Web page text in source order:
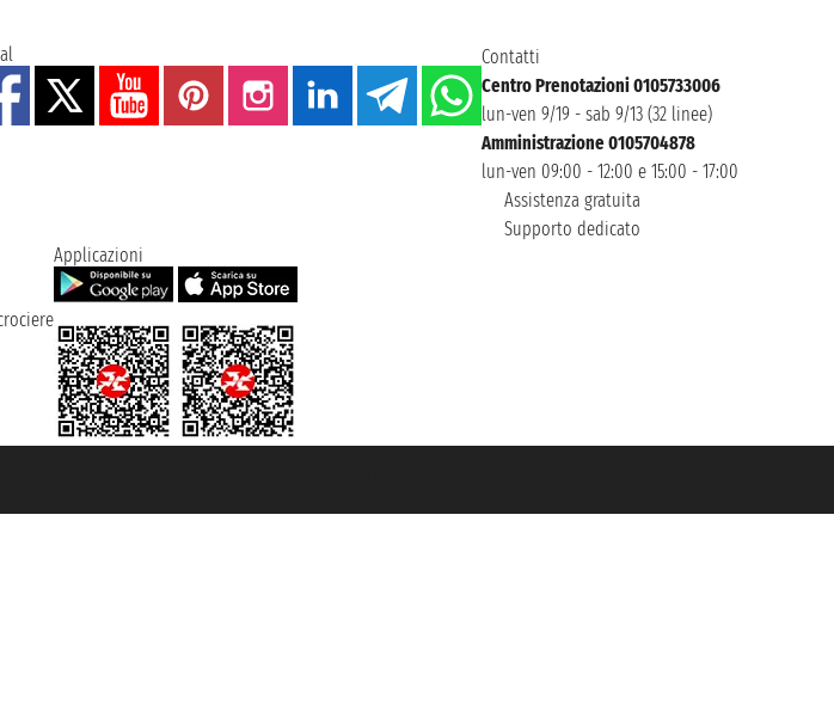
Contatti
Centro Prenotazioni 0105733006
lun-ven 9/19 - sab 9/13 (32 linee)
Amministrazione 0105704878
lun-ven 09:00 - 12:00 e 15:00 - 17:00
Assistenza gratuita
Supporto dedicato
Applicazioni